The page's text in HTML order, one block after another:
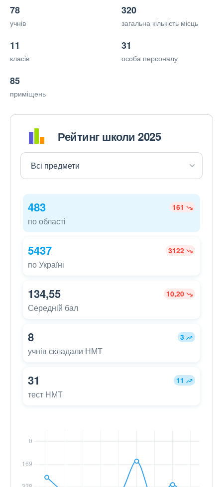
78
учнів
320
загальна кількість місць
11
класів
31
особа персоналу
85
приміщень
Рейтинг школи 2025
483 161
по області
5437 3122
по Україні
134,55 10,20
Середній бал
8 3
учнів складали НМТ
31 11
тест НМТ